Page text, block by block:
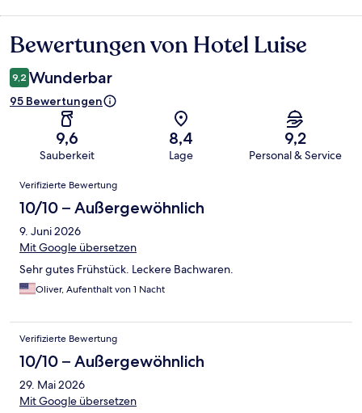
Bewertungen
Bewertungen von Hotel Luise
9,2 Wunderbar
95 Bewertungen
9,6
Sauberkeit
8,4
Lage
9,2
Personal & Service
Bewertungen
Verifizierte Bewertung
10/10 – Außergewöhnlich
9. Juni 2026
Mit Google übersetzen
Sehr gutes Frühstück. Leckere Bachwaren.
Oliver, Aufenthalt von 1 Nacht
Verifizierte Bewertung
10/10 – Außergewöhnlich
29. Mai 2026
Mit Google übersetzen